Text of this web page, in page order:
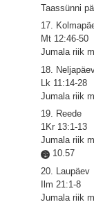
Taassünni
17.
Mt 12:46-50
Jumala riik
18.
Lk 11:14-28
Jumala riik
19. Reede
1Kr 13:1-13
Jumala riik
10.57
20. Laupäev
Ilm 21:1-8
Jumala riik